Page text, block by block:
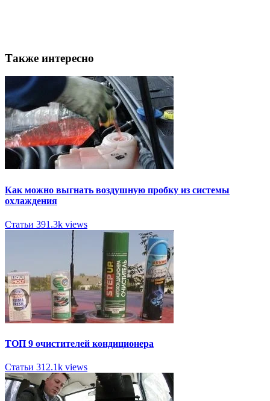
Также интересно
Как можно выгнать воздушную пробку из системы
охлаждения
Статьи 391.3k views
ТОП 9 очистителей кондиционера
Статьи 312.1k views